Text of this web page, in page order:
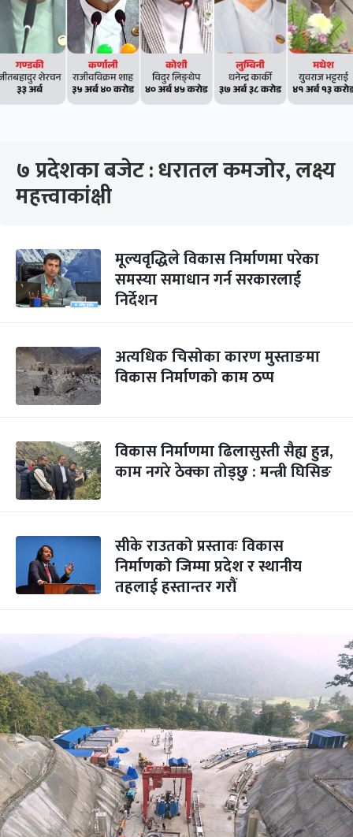
७ प्रदेशका बजेट : धरातल कमजोर, लक्ष्य
महत्त्वाकांक्षी
मूल्यवृद्धिले विकास निर्माणमा परेका
समस्या समाधान गर्न सरकारलाई
निर्देशन
अत्यधिक चिसोका कारण मुस्ताङमा
विकास निर्माणको काम ठप्प
विकास निर्माणमा ढिलासुस्ती सैह्य हुन्न,
काम नगरे ठेक्का तोड्छु : मन्त्री घिसिङ
सीके राउतको प्रस्तावः विकास
निर्माणको जिम्मा प्रदेश र स्थानीय
तहलाई हस्तान्तर गरौं